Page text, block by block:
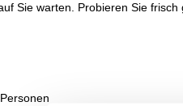
Sie warten. Probieren Sie